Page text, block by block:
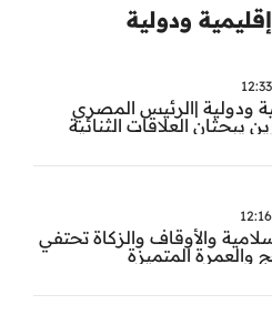
ودولية
ودولية |الرئيس المصري
يبحثان العلاقات الثنائية
والأوقاف والزكاة تحتفي
والعمرة المتميزة